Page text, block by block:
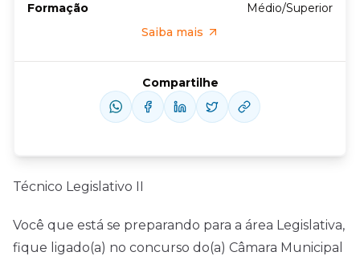
Técnico Legislativo II
Você que está se preparando para a área Legislativa,
fique ligado(a) no concurso do(a) Câmara Municipal
Formação
Médio/Superior
Saiba mais
Compartilhe